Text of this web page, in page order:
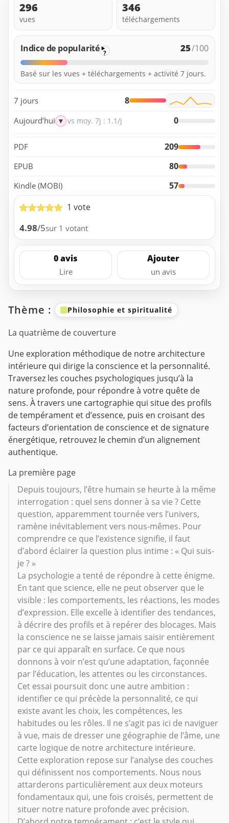
296
vues
346
téléchargements
Indice de popularité ? 25/100
Basé sur les vues + téléchargements + activité 7 jours.
7 jours 8
Aujourd’hui ▼ vs moy. 7j : 1.1/j 0
PDF 209
EPUB 80
Kindle (MOBI)
57
1 vote
4.98/5sur 1 votant
0 avis
Lire
Ajouter
un avis
Thème : Philosophie et spiritualité
La quatrième de couverture
Une exploration méthodique de notre architecture
intérieure qui dirige la conscience et la personnalité.
Traversez les couches psychologiques jusqu’à la
nature profonde, pour répondre à votre quête de
sens. À travers une cartographie qui situe des profils
de tempérament et d’essence, puis en croisant des
facteurs d’orientation de conscience et de signature
énergétique, retrouvez le chemin d’un alignement
authentique.
La première page
Depuis toujours, l’être humain se heurte à la même
interrogation : quel sens donner à sa vie ? Cette
question, apparemment tournée vers l’univers,
ramène inévitablement vers nous-mêmes. Pour
comprendre ce que l’existence signifie, il faut
d’abord éclairer la question plus intime : « Qui suis-
je ? »
La psychologie a tenté de répondre à cette énigme.
En tant que science, elle ne peut observer que le
visible : les comportements, les réactions, les modes
d’expression. Elle excelle à identifier des tendances,
à décrire des profils et à repérer des blocages. Mais
la conscience ne se laisse jamais saisir entièrement
par ce qui apparaît en surface. Ce que nous
donnons à voir n’est qu’une adaptation, façonnée
par l’éducation, les attentes ou les circonstances.
Cet essai poursuit donc une autre ambition :
identifier ce qui précède la personnalité, ce qui
existe avant les choix, les compétences, les
habitudes ou les rôles. Il ne s’agit pas ici de naviguer
à vue, mais de dresser une géographie de l’âme, une
carte logique de notre architecture intérieure.
Cette exploration repose sur l’analyse des couches
qui définissent nos comportements. Nous nous
attarderons particulièrement aux deux moteurs
fondamentaux qui, une fois croisés, permettent de
situer notre nature profonde avec précision.